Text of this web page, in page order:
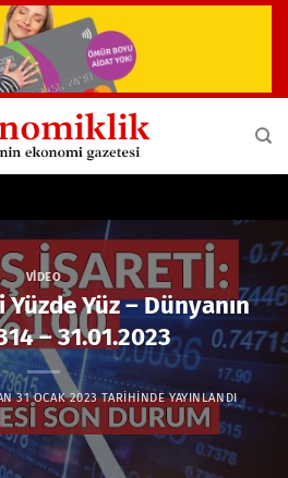
VIDEO
Yüz – Dünyanın
– 31.01.2023
31 OCAK 2023TARIHINDE YAYINLANDI